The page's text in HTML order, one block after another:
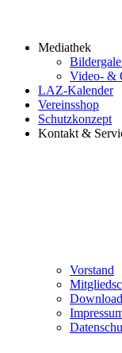
Mediathek
Video- &
LAZ-Kalender
Vereinsshop
Schutzkonzept
Kontakt &
Vorstand